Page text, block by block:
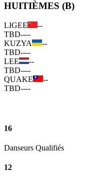
HUITIÈMES (B)
LIGEE
--
TBD----
KUZYA
--
TBD----
LEE
--
TBD----
QUAKE
--
TBD----
16
Danseurs Qualifiés
12